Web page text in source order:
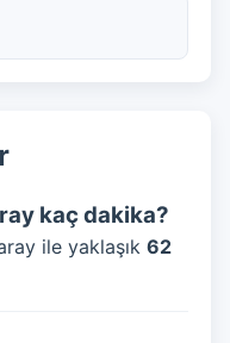
kaç dakika?
ile yaklaşık62